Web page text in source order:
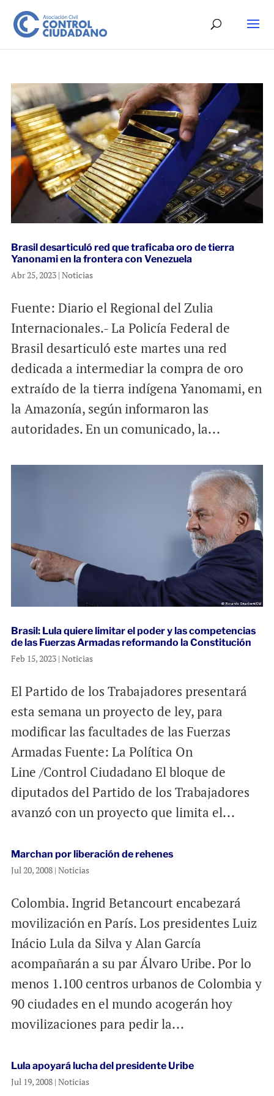
Brasil desarticuló red que traficaba oro de tierra
Yanonami en la frontera con Venezuela
Abr 25, 2023| Noticias
Fuente: Diario el Regional del Zulia
Internacionales.- La Policía Federal de
Brasil desarticuló este martes una red
dedicada a intermediar la compra de oro
extraído de la tierra indígena Yanomami, en
la Amazonía, según informaron las
autoridades. En un comunicado, la...
Brasil: Lula quiere limitar el poder y las competencias
de las Fuerzas Armadas reformando la Constitución
Feb 15, 2023| Noticias
El Partido de los Trabajadores presentará
esta semana un proyecto de ley, para
modificar las facultades de las Fuerzas
Armadas Fuente: La Política On
Line /Control Ciudadano El bloque de
diputados del Partido de los Trabajadores
avanzó con un proyecto que limita el...
Marchan por liberación de rehenes
Jul 20, 2008| Noticias
Colombia. Ingrid Betancourt encabezará
movilización en París. Los presidentes Luiz
Inácio Lula da Silva y Alan García
acompañarán a su par Álvaro Uribe. Por lo
menos 1.100 centros urbanos de Colombia y
90 ciudades en el mundo acogerán hoy
movilizaciones para pedir la...
Lula apoyará lucha del presidente Uribe
Jul 19, 2008| Noticias